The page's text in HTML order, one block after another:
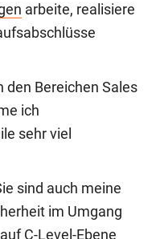
arbeite, realisiere
den Bereichen Sales
ich
sehr viel
sind auch meine
im Umgang
C-Level-Ebene